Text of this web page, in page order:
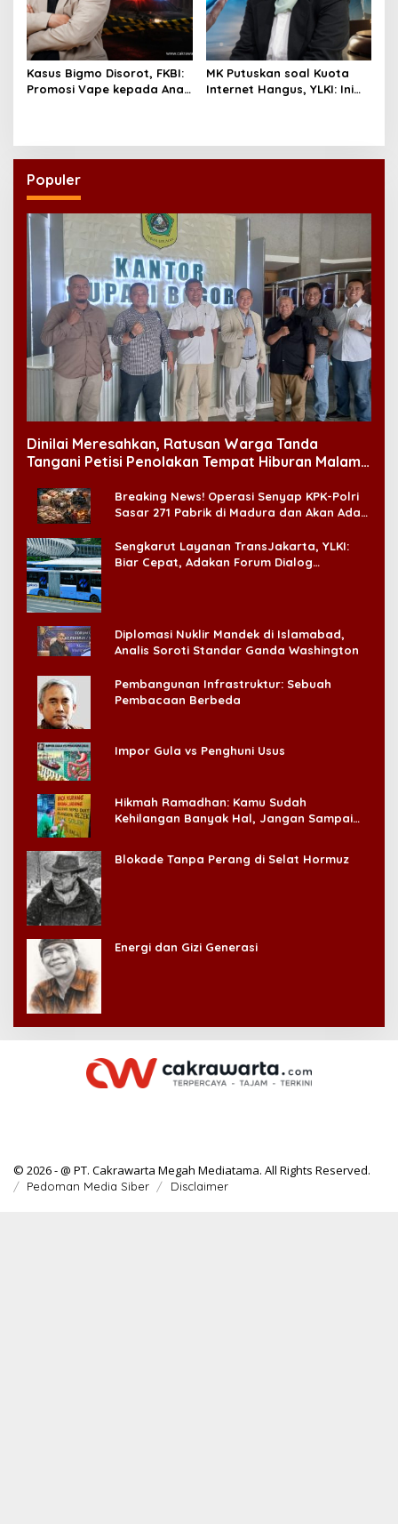
Kasus Bigmo Disorot, FKBI:
Promosi Vape kepada Anak
MK Putuskan soal Kuota
Internet Hangus, YLKI: Ini
Populer
Dinilai Meresahkan, Ratusan Warga Tanda
Tangani Petisi Penolakan Tempat Hiburan Malam
Breaking News! Operasi Senyap KPK-Polri
Sasar 271 Pabrik di Madura dan Akan Ada
Sengkarut Layanan TransJakarta, YLKI:
Biar Cepat, Adakan Forum Dialog
Diplomasi Nuklir Mandek di Islamabad,
Analis Soroti Standar Ganda Washington
Pembangunan Infrastruktur: Sebuah
Pembacaan Berbeda
Impor Gula vs Penghuni Usus
Hikmah Ramadhan: Kamu Sudah
Kehilangan Banyak Hal, Jangan Sampai
Blokade Tanpa Perang di Selat Hormuz
Energi dan Gizi Generasi
© 2026 - @ PT. Cakrawarta Megah Mediatama. All Rights Reserved.
Pedoman Media Siber Disclaimer